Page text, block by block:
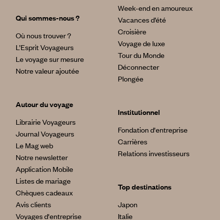
Qui sommes-nous ?
Où nous trouver ?
L’Esprit Voyageurs
Le voyage sur mesure
Notre valeur ajoutée
Autour du voyage
Librairie Voyageurs
Journal Voyageurs
Le Mag web
Notre newsletter
Application Mobile
Listes de mariage
Chèques cadeaux
Avis clients
Voyages d'entreprise
Week-end en amoureux
Vacances d’été
Croisière
Voyage de luxe
Tour du Monde
Déconnecter
Plongée
Institutionnel
Fondation d'entreprise
Carrières
Relations investisseurs
Top destinations
Japon
Italie